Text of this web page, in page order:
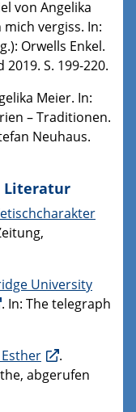
von Angelika
vergiss. In:
Orwells Enkel.
S. 199-220.
Meier. In:
– Traditionen.
Neuhaus.
Literatur
University
. In: The telegraph
.
abgerufen